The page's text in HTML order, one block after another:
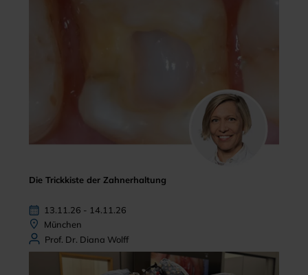
Die Trickkiste der Zahnerhaltung
13.11.26 - 14.11.26
München
Prof. Dr. Diana Wolff